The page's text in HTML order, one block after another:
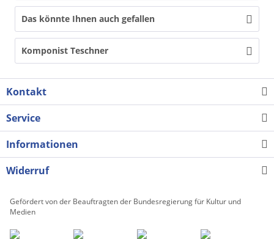
Das könnte Ihnen auch gefallen
Komponist Teschner
Kontakt
Service
Informationen
Widerruf
Gefördert von der Beauftragten der Bundesregierung für Kultur und
Medien